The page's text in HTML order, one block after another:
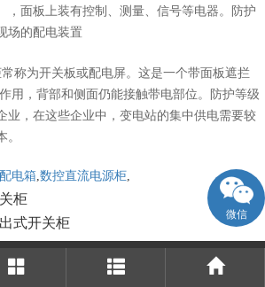
，面板上装有控制、测量、信号等电器。防护
场的配电装置
常称为开关板或配电屏。这是一个带面板遮拦
用，背部和侧面仍能接触带电部位。防护等级
业，在这些企业中，变电站的集中供电需要较
。
电箱 ,数控直流电源柜
柜
式开关柜
微信